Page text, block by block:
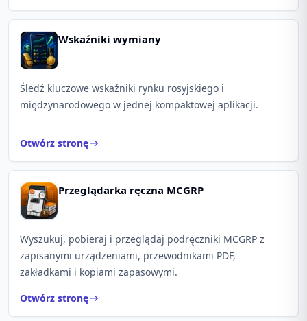
Wskaźniki wymiany
Śledź kluczowe wskaźniki rynku rosyjskiego i
międzynarodowego w jednej kompaktowej aplikacji.
Otwórz stronę
Przeglądarka ręczna MCGRP
Wyszukuj, pobieraj i przeglądaj podręczniki MCGRP z
zapisanymi urządzeniami, przewodnikami PDF,
zakładkami i kopiami zapasowymi.
Otwórz stronę